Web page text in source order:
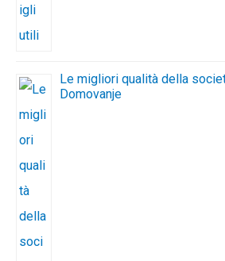
Le migliori qualità della
Domovanje